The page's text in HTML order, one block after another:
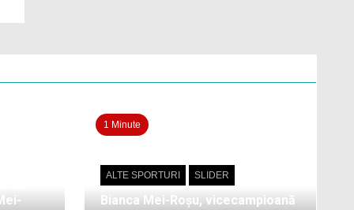
1 Minute
ALTE SPORTURI SLIDER
Bianca Mei-Roșu, vicecampioană